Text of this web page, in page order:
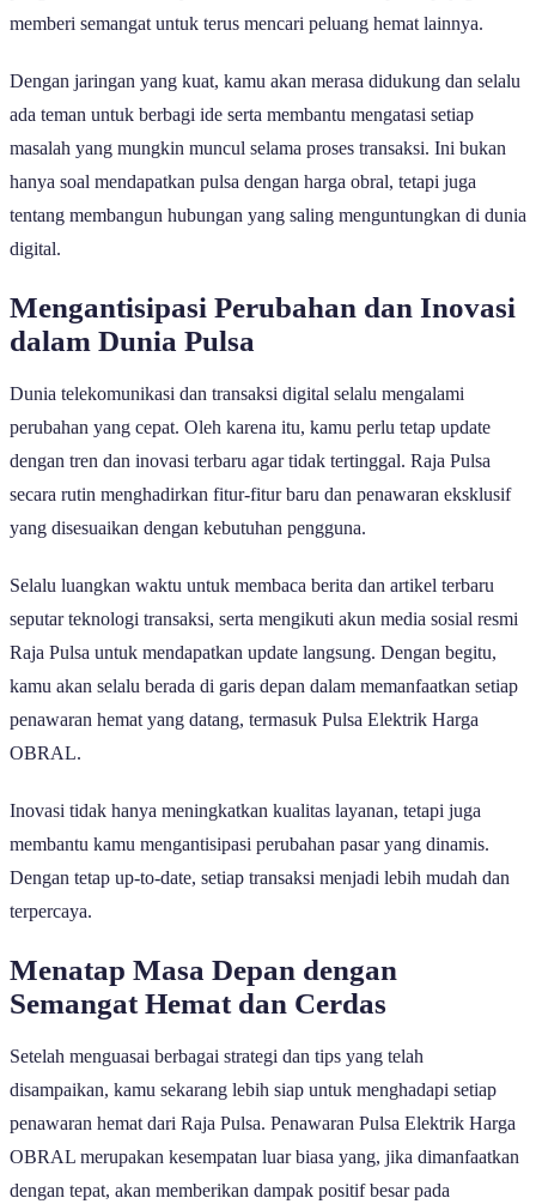
memberi semangat untuk terus mencari peluang hemat lainnya.
Dengan jaringan yang kuat, kamu akan merasa didukung dan selalu
ada teman untuk berbagi ide serta membantu mengatasi setiap
masalah yang mungkin muncul selama proses transaksi. Ini bukan
hanya soal mendapatkan pulsa dengan harga obral, tetapi juga
tentang membangun hubungan yang saling menguntungkan di dunia
digital.
Mengantisipasi Perubahan dan Inovasi
dalam Dunia Pulsa
Dunia telekomunikasi dan transaksi digital selalu mengalami
perubahan yang cepat. Oleh karena itu, kamu perlu tetap update
dengan tren dan inovasi terbaru agar tidak tertinggal. Raja Pulsa
secara rutin menghadirkan fitur-fitur baru dan penawaran eksklusif
yang disesuaikan dengan kebutuhan pengguna.
Selalu luangkan waktu untuk membaca berita dan artikel terbaru
seputar teknologi transaksi, serta mengikuti akun media sosial resmi
Raja Pulsa untuk mendapatkan update langsung. Dengan begitu,
kamu akan selalu berada di garis depan dalam memanfaatkan setiap
penawaran hemat yang datang, termasuk Pulsa Elektrik Harga
OBRAL.
Inovasi tidak hanya meningkatkan kualitas layanan, tetapi juga
membantu kamu mengantisipasi perubahan pasar yang dinamis.
Dengan tetap up-to-date, setiap transaksi menjadi lebih mudah dan
terpercaya.
Menatap Masa Depan dengan
Semangat Hemat dan Cerdas
Setelah menguasai berbagai strategi dan tips yang telah
disampaikan, kamu sekarang lebih siap untuk menghadapi setiap
penawaran hemat dari Raja Pulsa. Penawaran Pulsa Elektrik Harga
OBRAL merupakan kesempatan luar biasa yang, jika dimanfaatkan
dengan tepat, akan memberikan dampak positif besar pada